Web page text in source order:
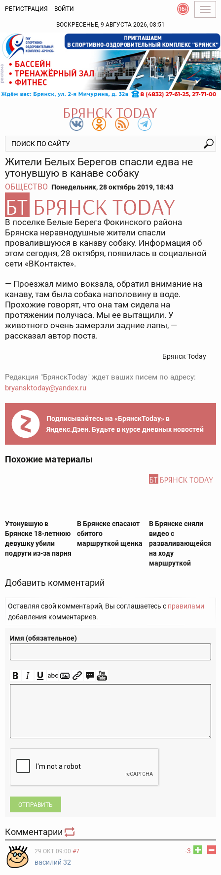
РЕГИСТРАЦИЯ ВОЙТИ
ВОСКРЕСЕНЬЕ, 9 АВГУСТА 2026, 08:51
Жители Белых Берегов спасли едва не
утонувшую в канаве собаку
ОБЩЕСТВО Понедельник, 28 октябрь 2019, 18:43
В поселке Белые Берега Фокинского района
Брянска неравнодушные жители спасли
провалившуюся в канаву собаку. Информация об
этом сегодня, 28 октября, появилась в социальной
сети «ВКонтакте».
— Проезжал мимо вокзала, обратил внимание на
канаву, там была собака наполовину в воде.
Прохожие говорят, что она там сидела на
протяжении получаса. Мы ее вытащили. У
животного очень замерзли задние лапы, —
рассказал автор поста.
Брянск Today
Редакция "БрянскToday" ждет ваших писем по адресу:
bryansktoday@yandex.ru
Подписывайтесь на «БрянскToday» в
Яндекс.Дзен. Будьте в курсе дневных новостей
Похожие материалы
Утонувшую в
Брянске 18-летнюю
девушку убили
подруги из-за парня
В Брянске спасают
сбитого
маршруткой щенка
В Брянске сняли
видео с
разваливающейся
на ходу
маршруткой
Добавить комментарий
Оставляя свой комментарий, Вы соглашаетесь с правилами
добавления комментариев.
Имя (обязательное)
ОТПРАВИТЬ
Комментарии
-3
29 ОКТ 09:00 #7
василий 32